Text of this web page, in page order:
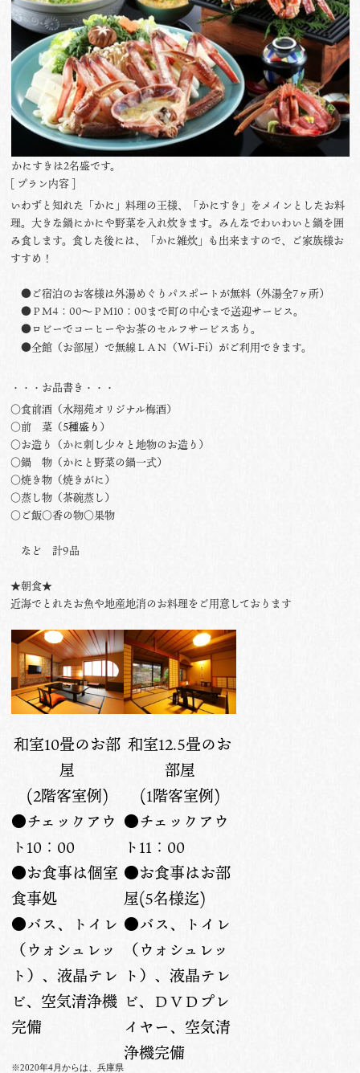
かにすきは2名盛です。
[ プラン内容 ]
いわずと知れた「かに」料理の王様、「かにすき」をメインとしたお料
理。大きな鍋にかにや野菜を入れ炊きます。みんなでわいわいと鍋を囲
み食します。食した後には、「かに雑炊」も出来ますので、ご家族様お
すすめ！
●ご宿泊のお客様は外湯めぐりパスポートが無料（外湯全7ヶ所）
●ＰＭ4：00〜ＰＭ10：00まで町の中心まで送迎サービス。
●ロビーでコーヒーやお茶のセルフサービスあり。
●全館（お部屋）で無線ＬＡＮ（Wi-Fi）がご利用できます。
・・・お品書き・・・
○食前酒（水翔苑オリジナル梅酒）
○前 菜（5種盛り ）
○お造り（かに刺し少々と地物のお造り）
○鍋 物（かにと野菜の鍋一式）
○焼き物（焼きがに）
○蒸し物（茶碗蒸し）
○ご飯○香の物○果物
など 計9品
★朝食★
近海でとれたお魚や地産地消のお料理をご用意しております
和室10畳のお部
屋
(2階客室例)
●チェックアウ
ト10：00
●お食事は個室
食事処
●バス、トイレ
（ウォシュレッ
ト）、液晶テレ
ビ、空気清浄機
完備
※2020年4月からは、兵庫県
和室12.5畳のお
部屋
(1階客室例)
●チェックアウ
ト11：00
●お食事はお部
屋(5名様迄)
●バス、トイレ
（ウォシュレッ
ト）、液晶テレ
ビ、ＤＶＤプレ
イヤー、空気清
浄機完備